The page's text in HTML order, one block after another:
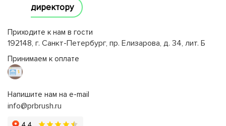
директору
Приходите к нам в гости
192148, г. Санкт-Петербург, пр. Елизарова, д. 34, лит. Б
Принимаем к оплате
Напишите нам на e-mail
info@prbrush.ru